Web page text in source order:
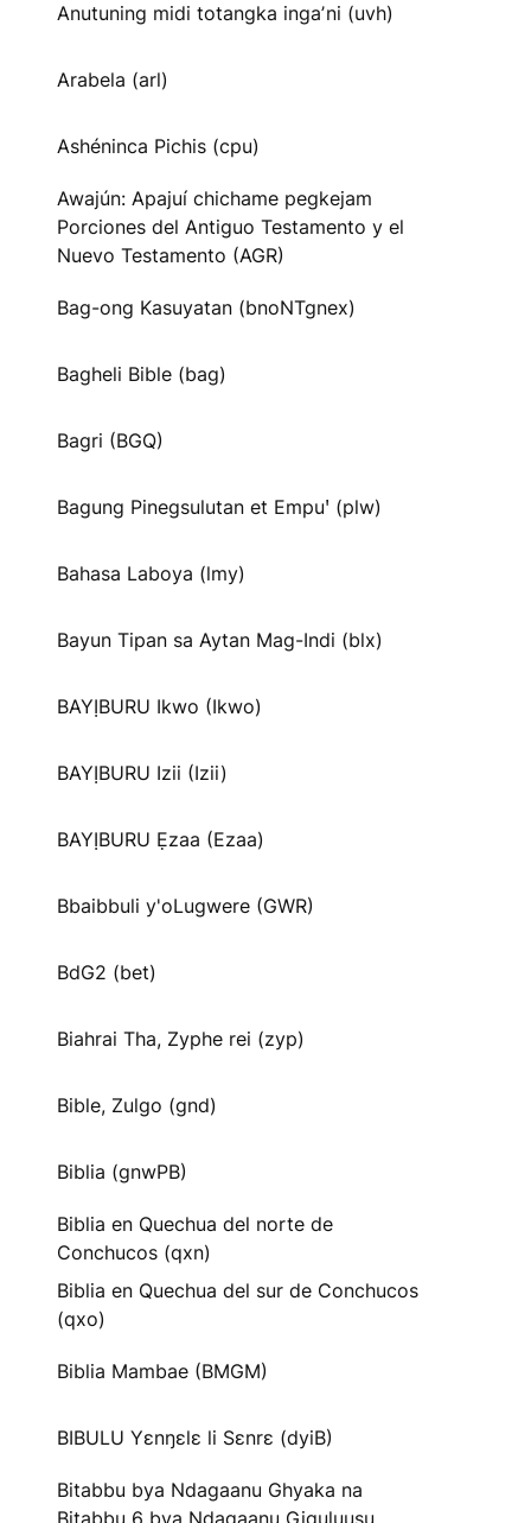
Anutuning midi totangka ingaʼni (uvh)
Arabela (arl)
Ashéninca Pichis (cpu)
Awajún: Apajuí chichame pegkejam
Porciones del Antiguo Testamento y el
Nuevo Testamento (AGR)
Bag-ong Kasuyatan (bnoNTgnex)
Bagheli Bible (bag)
Bagri (BGQ)
Bagung Pinegsulutan et Empuꞌ (plw)
Bahasa Laboya (lmy)
Bayun Tipan sa Aytan Mag-Indi (blx)
BAYỊBURU Ikwo (Ikwo)
BAYỊBURU Izii (Izii)
BAYỊBURU Ẹzaa (Ezaa)
Bbaibbuli y'oLugwere (GWR)
BdG2 (bet)
Biahrai Tha, Zyphe rei (zyp)
Bible, Zulgo (gnd)
Biblia (gnwPB)
Biblia en Quechua del norte de
Conchucos (qxn)
Biblia en Quechua del sur de Conchucos
(qxo)
Biblia Mambae (BMGM)
BIBULU Yɛnŋɛlɛ li Sɛnrɛ (dyiB)
Bitabbu bya Ndagaanu Ghyaka na
Bitabbu 6 bya Ndagaanu Gi̱gu̱lu̱u̱su̱